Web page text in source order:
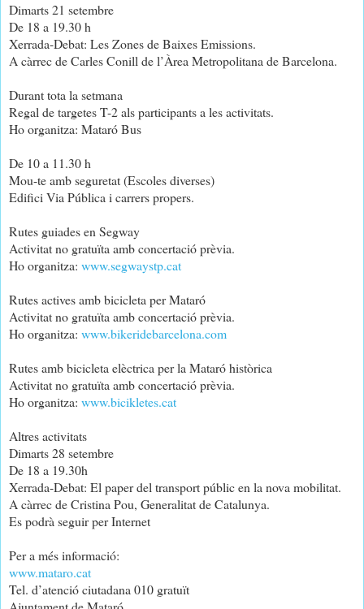
Dimarts 21 setembre
De 18 a 19.30 h
Xerrada-Debat: Les Zones de Baixes Emissions.
A càrrec de Carles Conill de l’Àrea Metropolitana de Barcelona.
Durant tota la setmana
Regal de targetes T-2 als participants a les activitats.
Ho organitza: Mataró Bus
De 10 a 11.30 h
Mou-te amb seguretat (Escoles diverses)
Edifici Via Pública i carrers propers.
Rutes guiades en Segway
Activitat no gratuïta amb concertació prèvia.
Ho organitza: www.segwaystp.cat
Rutes actives amb bicicleta per Mataró
Activitat no gratuïta amb concertació prèvia.
Ho organitza: www.bikeridebarcelona.com
Rutes amb bicicleta elèctrica per la Mataró històrica
Activitat no gratuïta amb concertació prèvia.
Ho organitza: www.bicikletes.cat
Altres activitats
Dimarts 28 setembre
De 18 a 19.30h
Xerrada-Debat: El paper del transport públic en la nova mobilitat.
A càrrec de Cristina Pou, Generalitat de Catalunya.
Es podrà seguir per Internet
Per a més informació:
www.mataro.cat
Tel. d’atenció ciutadana 010 gratuït